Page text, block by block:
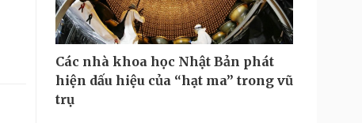
Các nhà khoa học Nhật Bản phát
hiện dấu hiệu của “hạt ma” trong vũ
trụ